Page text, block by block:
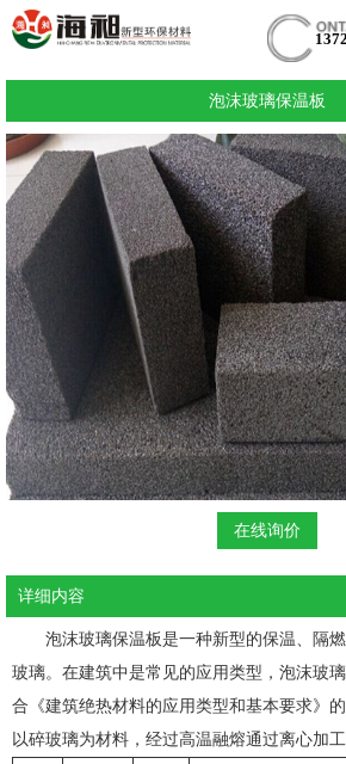
泡沫玻璃保温板
在线询价
详细内容
泡沫玻璃保温板是一种新型的保温、隔
玻璃。在建筑中是常见的应用类型，泡沫玻
合《建筑绝热材料的应用类型和基本要求》
以碎玻璃为材料，经过高温融熔通过离心加工